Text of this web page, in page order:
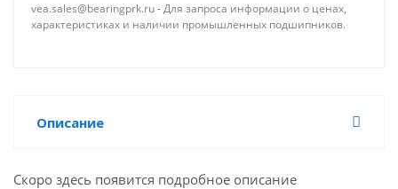
vea.sales@bearingprk.ru - Для запроса информации о ценах,
характеристиках и наличии промышленных подшипников.
Описание
Скоро здесь появится подробное описание